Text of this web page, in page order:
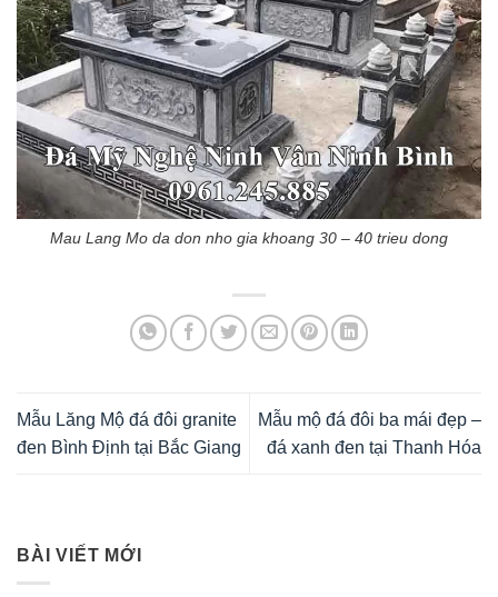
Mau Lang Mo da don nho gia khoang 30 – 40 trieu dong
Mẫu Lăng Mộ đá đôi granite
đen Bình Định tại Bắc Giang
Mẫu mộ đá đôi ba mái đẹp –
đá xanh đen tại Thanh Hóa
BÀI VIẾT MỚI